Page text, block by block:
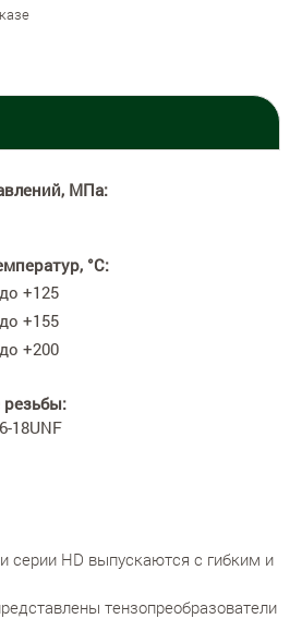
МПа:
°С:
+125
+155
+200
18UNF
серии HD выпускаются с гибким и
тензопреобразователи